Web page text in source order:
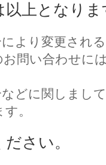
以上となりま
より変更され
問い合わせに
どに関しまし
。
さい。